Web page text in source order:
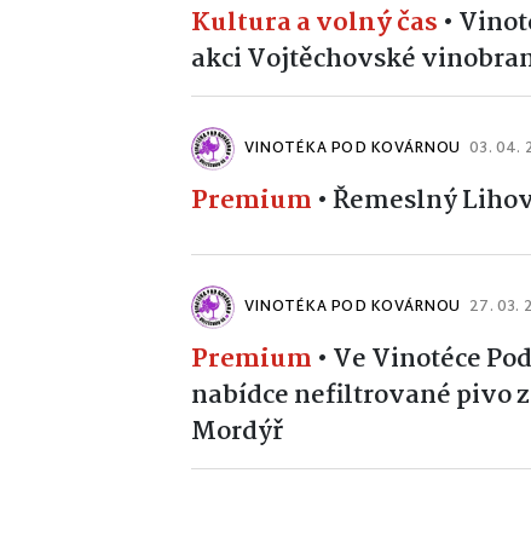
Kultura a volný čas •
akci Vojtěchovské
VINOTÉKA POD KOVÁRNOU 03. 04.
Premium •Řemeslný
VINOTÉKA POD KOVÁRNOU 27. 03.
Premium • Ve Vinotéce
nabídce nefiltrované pivo
Mordýř